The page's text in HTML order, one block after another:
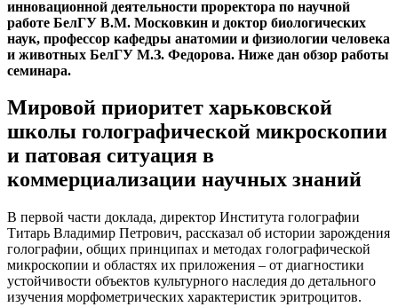
инновационной деятельности проректора по научной
работе БелГУ В.М. Московкин и доктор биологических
наук, профессор кафедры анатомии и физиологии человека
и животных БелГУ М.З. Федорова. Ниже дан обзор работы
семинара.
Мировой приоритет харьковской
школы голографической микроскопии
и патовая ситуация в
коммерциализации научных знаний
В первой части доклада, директор Института голографии
Титарь Владимир Петрович, рассказал об истории зарождения
голографии, общих принципах и методах голографической
микроскопии и областях их приложения – от диагностики
устойчивости объектов культурного наследия до детального
изучения морфометрических характеристик эритроцитов.